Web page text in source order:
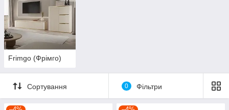
Frimgo (Фрімго)
Сортування 0 Фільтри